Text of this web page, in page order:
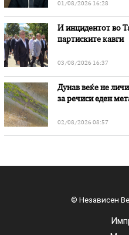
01/08/2026 16:28
И инцидентот во
партиските кавги
03/08/2026 16:37
Дунав веќе не
за речиси еден
02/08/2026 08:57
© Независен